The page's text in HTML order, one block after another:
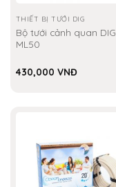
THIẾT BỊ TƯỚI DIG
Bộ tưới cảnh quan DIG
ML50
430,000 VNĐ